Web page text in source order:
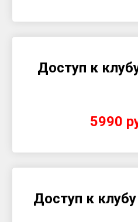
Доступ к
5990
Доступ к